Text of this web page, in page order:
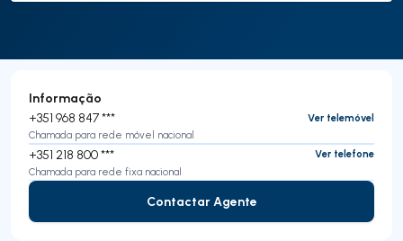
Informação
+351 968 847 ***
Ver telemóvel
Chamada para rede móvel nacional
+351 218 800 ***
Ver telefone
Chamada para rede fixa nacional
Contactar Agente
Contactar Agente